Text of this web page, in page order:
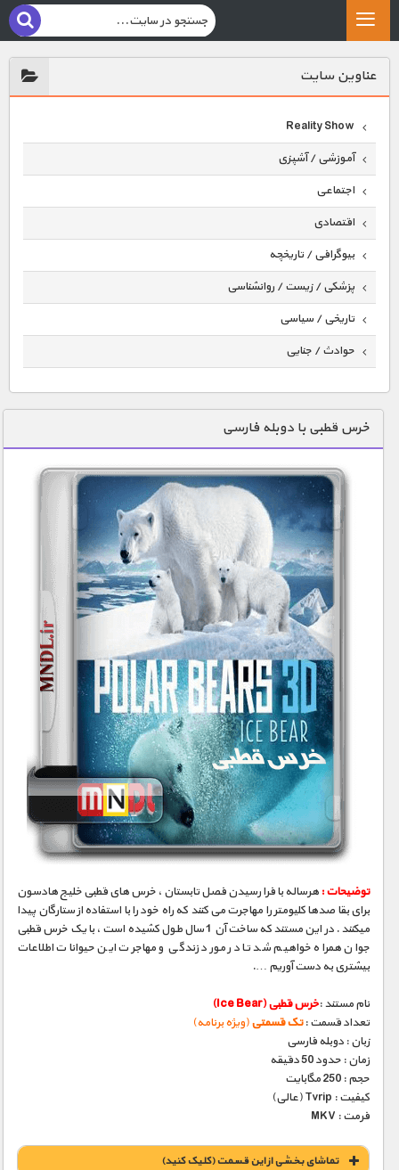
عناوين سايت
Reality Show
آموزشی / آشپزی
اجتماعی
اقتصادی
بیوگرافی / تاریخچه
پزشکی / زیست / روانشناسی
تاریخی / سیاسی
حوادث / جنایی
دنیای خوراکی ها
زمین شناسی / محیط زیست
سازه/ معماری/ مهندسی
سرگرمی
شناخت کودکان
طبیعت
علم و فناوری
فرهنگ / هنر
کیهان / نجوم
گردشگری
ماورایی
مسابقات / ورزشی
مستند های اختصاصی
خرس قطبی با دوبله فارسی
توضیحات : هرساله با فرا رسیدن فصل تابستان ، خرس های قطبی خلیج هادسون
برای بقا صدها کلیومتر را مهاجرت می کنند که راه خود را با استفاده از ستارگان پیدا
میکنند . در این مستند که ساخت آن 1 سال طول کشیده است ، با یک خرس قطبی
جوان همراه خواهیم شد تا در مورد زندگی و مهاجرت این حیوانات اطلاعات
بیشتری به دست آوریم ….
نام مستند :خرس قطبی (Ice Bear)
تعداد قسمت :تک قسمتی(ویژه برنامه)
زبان : دوبله فارسی
زمان : حدود 50 دقیقه
حجم : 250 مگابایت
کیفیت : Tvrip (عالی)
فرمت : MKV
تماشای بخشی از این قسمت (کلیک کنید)